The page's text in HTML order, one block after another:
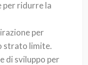
ridurre la
per
strato limite.
di sviluppo per